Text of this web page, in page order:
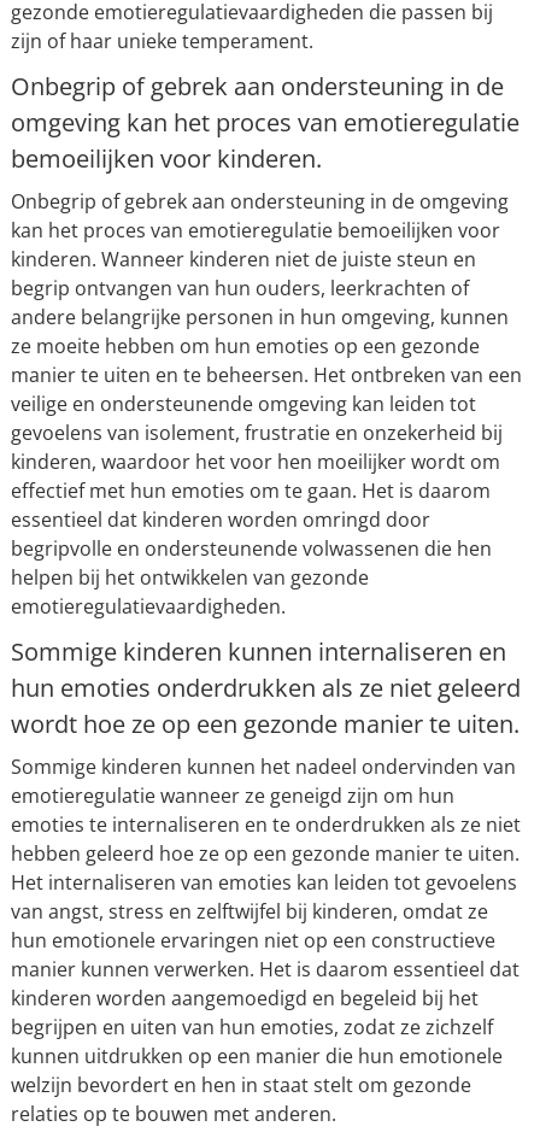
gezonde emotieregulatievaardigheden die passen bij
zijn of haar unieke temperament.
Onbegrip of gebrek aan ondersteuning in de
omgeving kan het proces van emotieregulatie
bemoeilijken voor kinderen.
Onbegrip of gebrek aan ondersteuning in de omgeving
kan het proces van emotieregulatie bemoeilijken voor
kinderen. Wanneer kinderen niet de juiste steun en
begrip ontvangen van hun ouders, leerkrachten of
andere belangrijke personen in hun omgeving, kunnen
ze moeite hebben om hun emoties op een gezonde
manier te uiten en te beheersen. Het ontbreken van een
veilige en ondersteunende omgeving kan leiden tot
gevoelens van isolement, frustratie en onzekerheid bij
kinderen, waardoor het voor hen moeilijker wordt om
effectief met hun emoties om te gaan. Het is daarom
essentieel dat kinderen worden omringd door
begripvolle en ondersteunende volwassenen die hen
helpen bij het ontwikkelen van gezonde
emotieregulatievaardigheden.
Sommige kinderen kunnen internaliseren en
hun emoties onderdrukken als ze niet geleerd
wordt hoe ze op een gezonde manier te uiten.
Sommige kinderen kunnen het nadeel ondervinden van
emotieregulatie wanneer ze geneigd zijn om hun
emoties te internaliseren en te onderdrukken als ze niet
hebben geleerd hoe ze op een gezonde manier te uiten.
Het internaliseren van emoties kan leiden tot gevoelens
van angst, stress en zelftwijfel bij kinderen, omdat ze
hun emotionele ervaringen niet op een constructieve
manier kunnen verwerken. Het is daarom essentieel dat
kinderen worden aangemoedigd en begeleid bij het
begrijpen en uiten van hun emoties, zodat ze zichzelf
kunnen uitdrukken op een manier die hun emotionele
welzijn bevordert en hen in staat stelt om gezonde
relaties op te bouwen met anderen.